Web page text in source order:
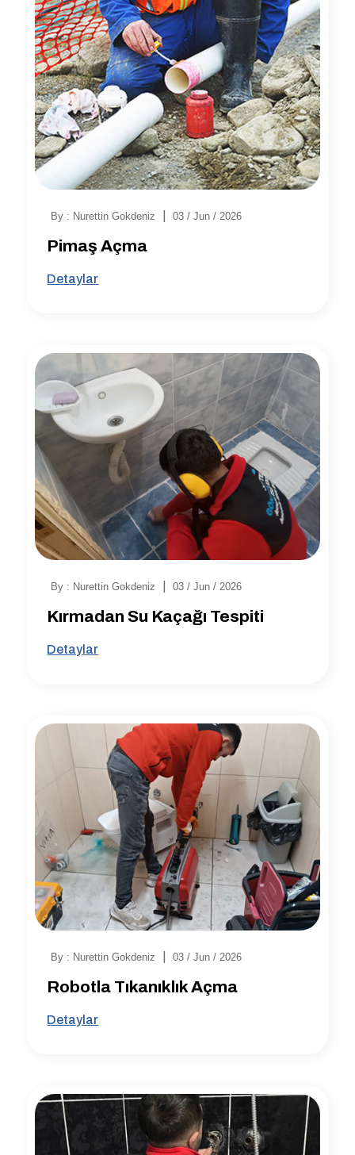
By : Nurettin Gokdeniz 03 / Jun / 2026
Pimaş Açma
Detaylar
By : Nurettin Gokdeniz 03 / Jun / 2026
Kırmadan Su Kaçağı Tespiti
Detaylar
By : Nurettin Gokdeniz 03 / Jun / 2026
Robotla Tıkanıklık Açma
Detaylar